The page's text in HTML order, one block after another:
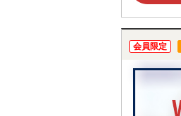
会員限定